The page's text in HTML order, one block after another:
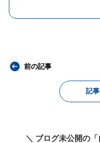
前の記事
記
＼ ブログ未公開の